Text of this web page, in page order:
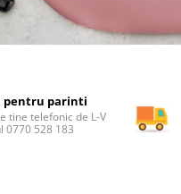
pentru parinti
tine telefonic de L-V
0770 528 183